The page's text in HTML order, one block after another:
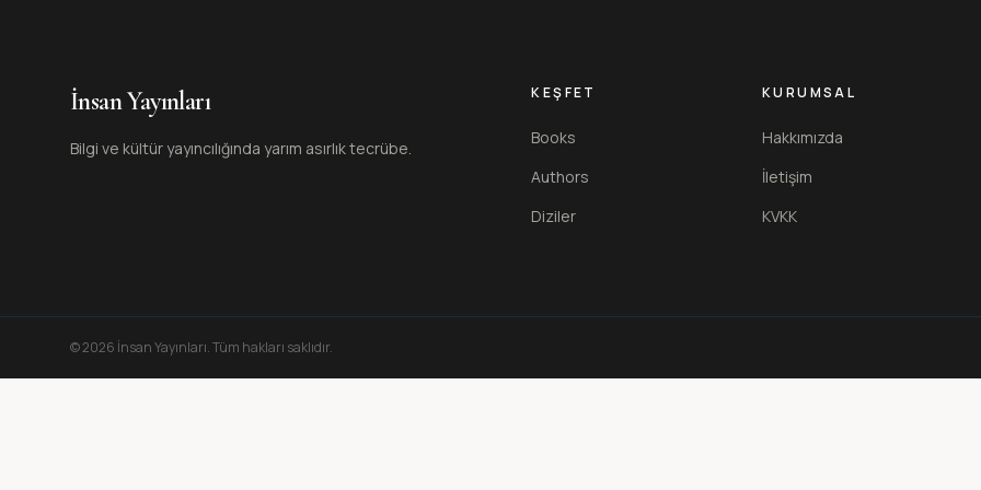
İnsan Yayınları
Bilgi ve kültür yayıncılığında yarım asırlık tecrübe.
KEŞFET
Books
Authors
Diziler
KURUMSAL
Hakkımızda
İletişim
KVKK
©2026 İnsan Yayınları. Tüm hakları saklıdır.